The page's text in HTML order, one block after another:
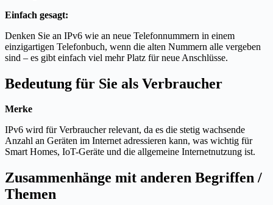
Einfach gesagt:
Denken Sie an IPv6 wie an neue Telefonnummern in einem
einzigartigen Telefonbuch, wenn die alten Nummern alle vergeben
sind – es gibt einfach viel mehr Platz für neue Anschlüsse.
Bedeutung für Sie als Verbraucher
Merke
IPv6 wird für Verbraucher relevant, da es die stetig wachsende
Anzahl an Geräten im Internet adressieren kann, was wichtig für
Smart Homes, IoT-Geräte und die allgemeine Internetnutzung ist.
Zusammenhänge mit anderen Begriffen /
Themen